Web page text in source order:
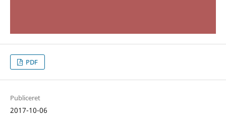
PDF
Publiceret
2017-10-06